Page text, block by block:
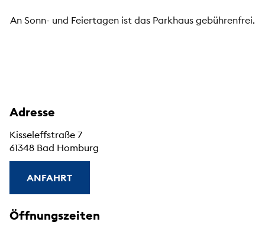
An Sonn- und Feiertagen ist das Parkhaus gebührenfrei.
Adresse
Kisseleffstraße 7
61348 Bad Homburg
ANFAHRT
Öffnungszeiten